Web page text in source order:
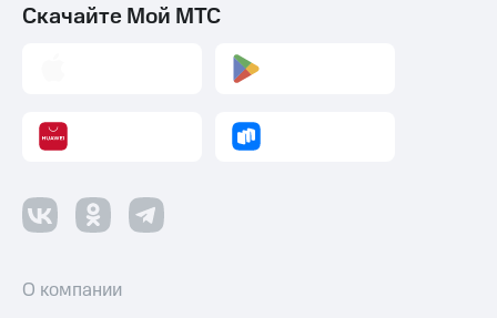
Скачайте Мой МТС
О компании